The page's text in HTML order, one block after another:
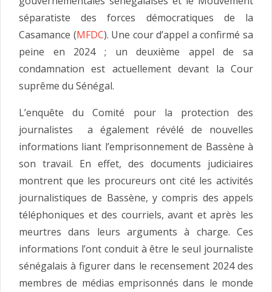
séparatiste des forces démocratiques de la
Casamance (MFDC). Une cour d’appel a confirmé sa
peine en 2024 ; un deuxième appel de sa
condamnation est actuellement devant la Cour
suprême du Sénégal.
L’enquête du Comité pour la protection des
journalistes a également révélé de nouvelles
informations liant l’emprisonnement de Bassène à
son travail. En effet, des documents judiciaires
montrent que les procureurs ont cité les activités
journalistiques de Bassène, y compris des appels
téléphoniques et des courriels, avant et après les
meurtres dans leurs arguments à charge. Ces
informations l’ont conduit à être le seul journaliste
sénégalais à figurer dans le recensement 2024 des
membres de médias emprisonnés dans le monde